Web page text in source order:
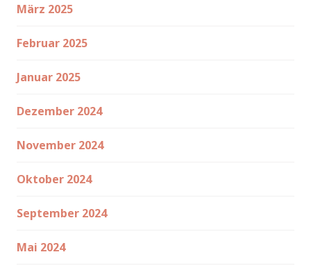
März 2025
Februar 2025
Januar 2025
Dezember 2024
November 2024
Oktober 2024
September 2024
Mai 2024